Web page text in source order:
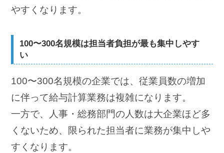
やすくなります。
100〜300名規模は担当者負担が最も集中しやす
い
100〜300名規模の企業では、従業員数の増加
に伴って給与計算業務は複雑になります。
一方で、人事・総務部門の人数は大企業ほど多
くないため、限られた担当者に業務が集中しや
すくなります。